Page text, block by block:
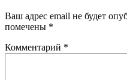
Ваш адрес email не будет
помечены *
Комментарий *